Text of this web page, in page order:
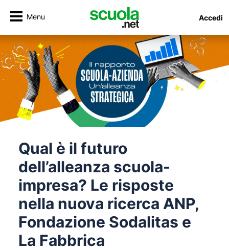
Menu Accedi
Qual è il futuro
dell’alleanza scuola-
impresa? Le risposte
nella nuova ricerca ANP,
Fondazione Sodalitas e
La Fabbrica